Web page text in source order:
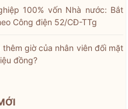
100% vốn Nhà nước: Bắt
Công điện 52/CĐ-TTg
giờ của nhân viên đối mặt
đồng?